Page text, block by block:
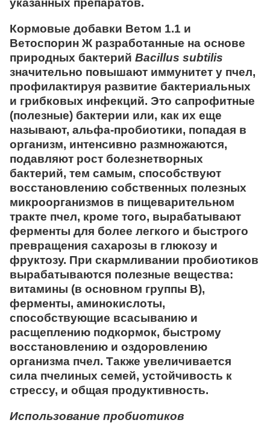
указанных препаратов.
Кормовые добавки Ветом 1.1 и
Ветоспорин Ж разработанные на основе
природных бактерий Bacillus subtilis
значительно повышают иммунитет у пчел,
профилактируя развитие бактериальных
и грибковых инфекций. Это сапрофитные
(полезные) бактерии или, как их еще
называют, альфа-пробиотики, попадая в
организм, интенсивно размножаются,
подавляют рост болезнетворных
бактерий, тем самым, способствуют
восстановлению собственных полезных
микроорганизмов в пищеварительном
тракте пчел, кроме того, вырабатывают
ферменты для более легкого и быстрого
превращения сахарозы в глюкозу и
фруктозу. При скармливании пробиотиков
вырабатываются полезные вещества:
витамины (в основном группы В),
ферменты, аминокислоты,
способствующие всасыванию и
расщеплению подкормок, быстрому
восстановлению и оздоровлению
организма пчел. Также увеличивается
сила пчелиных семей, устойчивость к
стрессу, и общая продуктивность.
Использование пробиотиков